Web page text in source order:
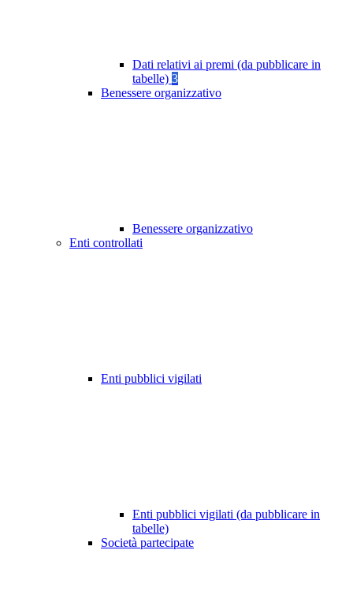
Dati relativi ai premi (da pubblicare in
tabelle) 3
Benessere organizzativo
Benessere organizzativo
Enti controllati
Enti pubblici vigilati
Enti pubblici vigilati (da pubblicare in
tabelle)
Società partecipate